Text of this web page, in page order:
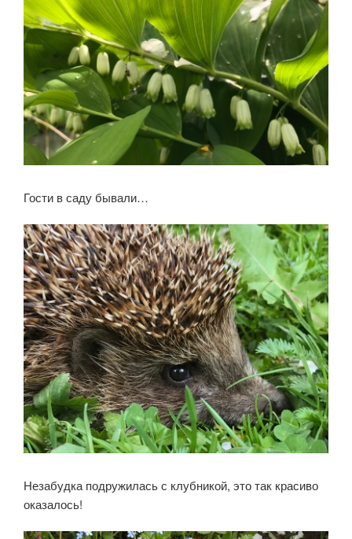
Гости в саду бывали…
Незабудка подружилась с клубникой, это так красиво
оказалось!